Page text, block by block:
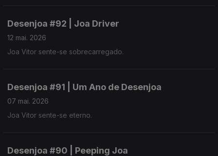
Desenjoa #92 | Joa Driver
12 mai. 2026
Joa Vitor sente-se sobrecarregado.
Desenjoa #91 | Um Ano de Desenjoa
07 mai. 2026
Joa Vitor sente-se eterno.
Desenjoa #90 | Peeping Joa